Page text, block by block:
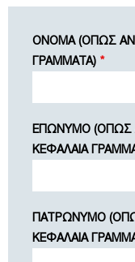
ΟΝΟΜΑ (ΟΠΩΣ
ΓΡΑΜΜΑΤΑ) *
ΕΠΩΝΥΜΟ (ΟΠΩΣ
ΚΕΦΑΛΑΙΑ
ΠΑΤΡΩΝΥΜΟ
ΚΕΦΑΛΑΙΑ